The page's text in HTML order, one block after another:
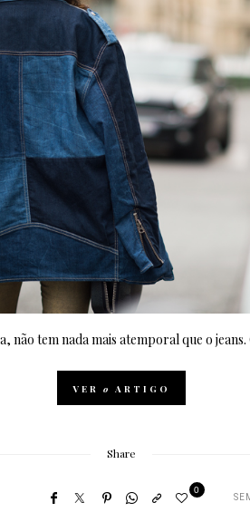
não tem nada mais atemporal que o
VER o ARTIGO
Share
0